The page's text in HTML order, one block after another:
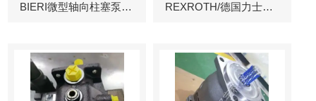
BIERI微型轴向柱塞泵AKP REXROTH/德国力士乐叶片泵